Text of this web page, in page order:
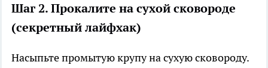
Шаг 2. Прокалите на сухой сковороде
(секретный лайфхак)
Насыпьте промытую крупу на сухую сковороду.